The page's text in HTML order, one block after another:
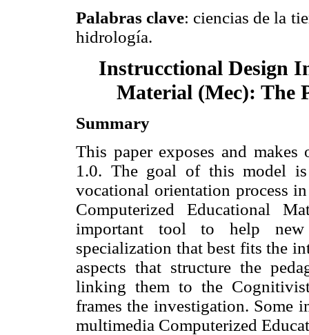
Palabras clave: ciencias de la
hidrología.
Instrucctional Design
Material (Mec): The
Summary
This paper exposes and
1.0. The goal of this model
vocational orientation process
Computerized Educational
important tool to help new
specialization that best fits the
aspects that structure the
linking them to the
frames the investigation. Some
multimedia Computerized